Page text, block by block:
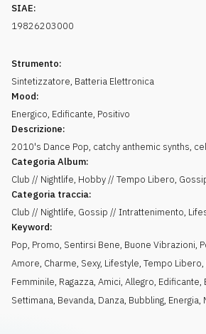
SIAE:
19826203000
Strumento:
Sintetizzatore, Batteria Elettronica
Mood:
Energico, Edificante, Positivo
Descrizione:
2010's Dance Pop, catchy anthemic synths,
Categoria Album:
Club // Nightlife, Hobby // Tempo Libero,
Categoria traccia:
Club // Nightlife, Gossip // Intrattenimento,
Keyword:
Pop, Promo, Sentirsi Bene, Buone Vibrazioni,
Amore, Charme, Sexy, Lifestyle, Tempo Libero,
Femminile, Ragazza, Amici, Allegro, Edificante,
Settimana, Bevanda, Danza, Bubbling, Energia,